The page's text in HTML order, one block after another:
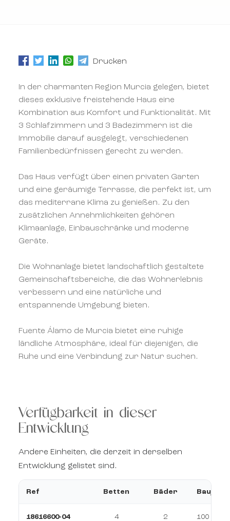
Drucken
In der charmanten Region Murcia gelegen, bietet
dieses exklusive freistehende Haus eine
Kombination aus Komfort und Funktionalität. Mit
3 Schlafzimmern und 3 Badezimmern ist die
Immobilie darauf ausgelegt, verschiedenen
Familienbedürfnissen gerecht zu werden.
Das Haus verfügt über einen privaten Garten
und eine geräumige Terrasse, die perfekt ist, um
das mediterrane Klima zu genießen. Zu den
zusätzlichen Annehmlichkeiten gehören
Klimaanlage, Einbauschränke und moderne
Geräte.
Die Wohnanlage bietet landschaftlich gestaltete
Gemeinschaftsbereiche, die das Wohnerlebnis
verbessern und eine natürliche und
entspannende Umgebung bieten.
Fuente Álamo de Murcia bietet eine ruhige
ländliche Atmosphäre, ideal für diejenigen, die
Ruhe und eine Verbindung zur Natur suchen.
Verfügbarkeit in dieser
Entwicklung
Andere Einheiten, die derzeit in derselben
Entwicklung gelistet sind.
Ref Betten Bäder Baujahr
18616600-04 4 2 100 m²